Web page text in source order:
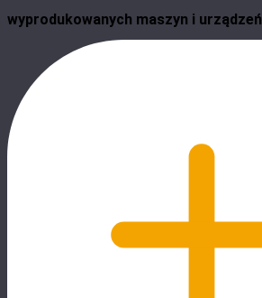
wyprodukowanych maszyn i urządzeń